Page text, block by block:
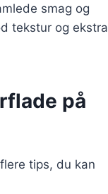
smag og
tekstur og ekstra
på
tips, du kan